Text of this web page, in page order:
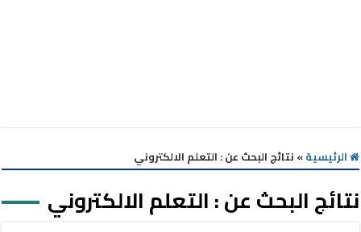
الرئيسية» نتائج البحث عن : التعلم الالكتروني
نتائج البحث عن :التعلم الالكتروني